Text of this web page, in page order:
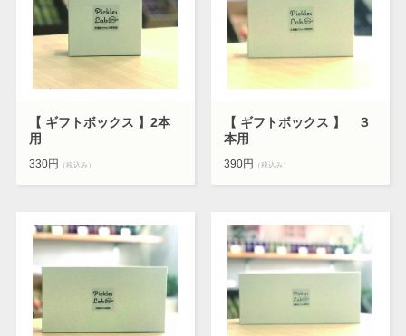
【 ギフトボックス 】2本
用
330円 （税込み）
【 ギフトボックス 】 ３
本用
390円 （税込み）